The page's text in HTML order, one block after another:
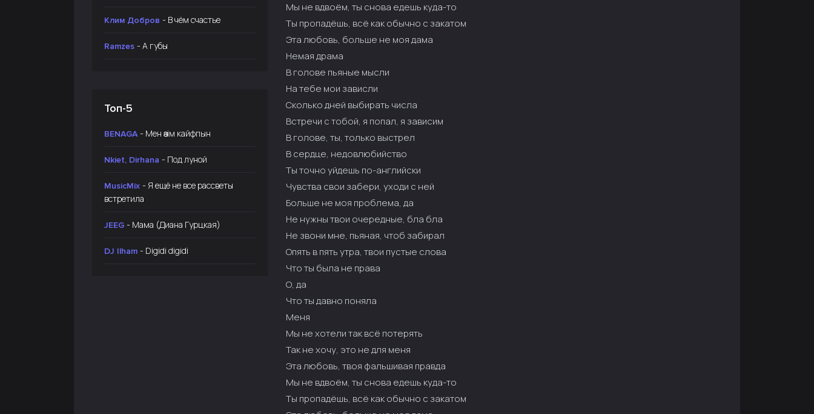
Клим Добров - В чём счастье
Ramzes - А губы
Топ-5
BENAGA - Мен өзім кайфпын
Nkiet, Dirhana - Под луной
MusicMix - Я ещё не все рассветы
встретила
JEEG - Мама (Диана Гурцкая)
DJ Ilham - Digidi digidi
Мы не вдвоём, ты снова едешь куда-то
Ты пропадёшь, всё как обычно с закатом
Эта любовь, больше не моя дама
Немая драма
В голове пьяные мысли
На тебе мои зависли
Сколько дней выбирать числа
Встречи с тобой, я попал, я зависим
В голове, ты, только выстрел
В сердце, недовлюбийство
Ты точно уйдешь по-английски
Чувства свои забери, уходи с ней
Больше не моя проблема, да
Не нужны твои очередные, бла бла
Не звони мне, пьяная, чтоб забирал
Опять в пять утра, твои пустые слова
Что ты была не права
О, да
Что ты давно поняла
Меня
Мы не хотели так всё потерять
Так не хочу, это не для меня
Эта любовь, твоя фальшивая правда
Мы не вдвоём, ты снова едешь куда-то
Ты пропадёшь, всё как обычно с закатом